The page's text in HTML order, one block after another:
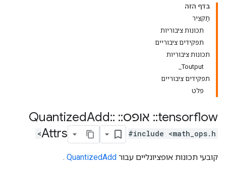
בדף הזה
תַקצִיר
תכונות ציבוריות
תפקידים ציבוריים
תכונות ציבוריות
Toutput_
תפקידים ציבוריים
פלט
tensorflow
:: אופס::
Add::
Attrs
#include <math_ops.h>
קובעי תכונות אופציונליים עבור QuantizedAdd
.